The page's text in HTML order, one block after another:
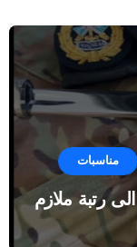
مناسبات
رتبة ملازم